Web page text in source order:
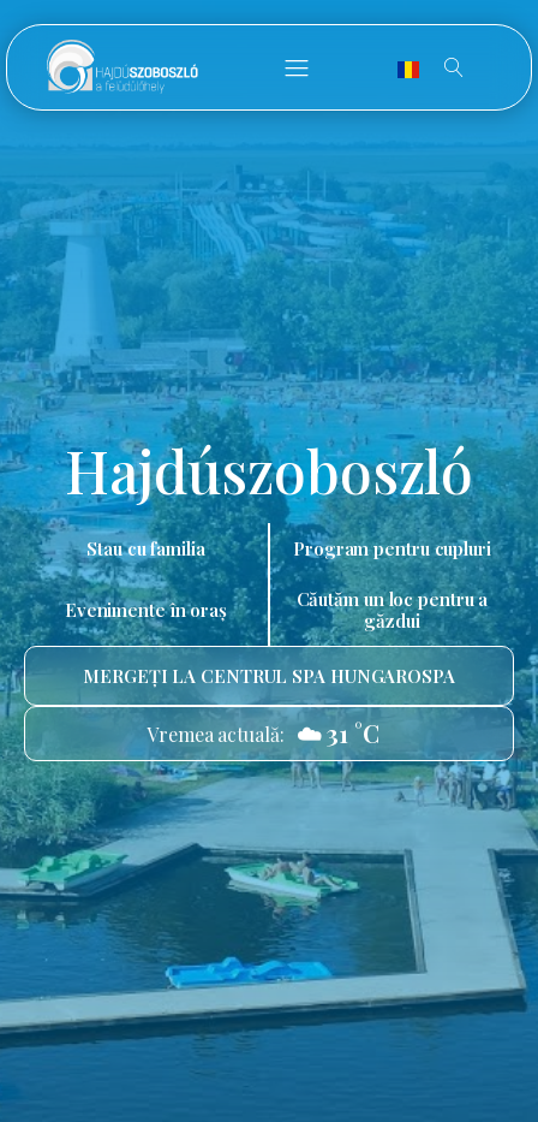
Hajdúszoboszló
Stau cu familia Program pentru cupluri
Evenimente în oraș
Căutăm un loc pentru a
găzdui
MERGEȚI LA CENTRUL SPA HUNGAROSPA
Vremea actuală: ☁️ 31 °C